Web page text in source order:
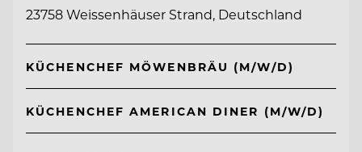
23758 Weissenhäuser Strand, Deutschland
KÜCHENCHEF MÖWENBRÄU (M/W/D)
KÜCHENCHEF AMERICAN DINER (M/W/D)